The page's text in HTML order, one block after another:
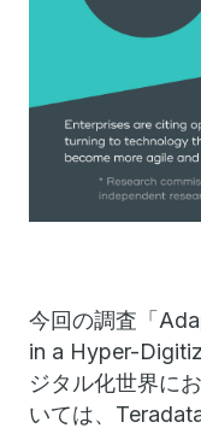
今回の調査「
in a Hyper-
ジタル化世界に
いては、